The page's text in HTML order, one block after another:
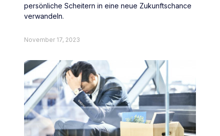
persönliche Scheitern in eine neue Zukunftschance
verwandeln.
November 17, 2023